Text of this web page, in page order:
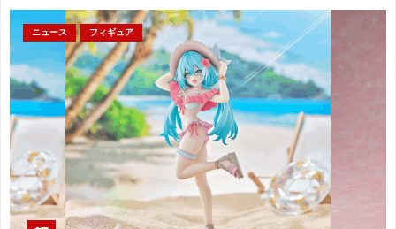
ニュース フィギュア